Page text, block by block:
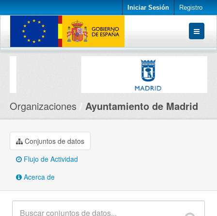
Iniciar Sesión Registro
Conjuntos de datos
Organizaciones Ayuntamiento de Madrid
Conjuntos de datos
Flujo de Actividad
Acerca de